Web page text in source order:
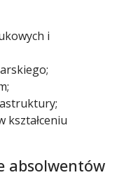
i
kształceniu
absolwentów